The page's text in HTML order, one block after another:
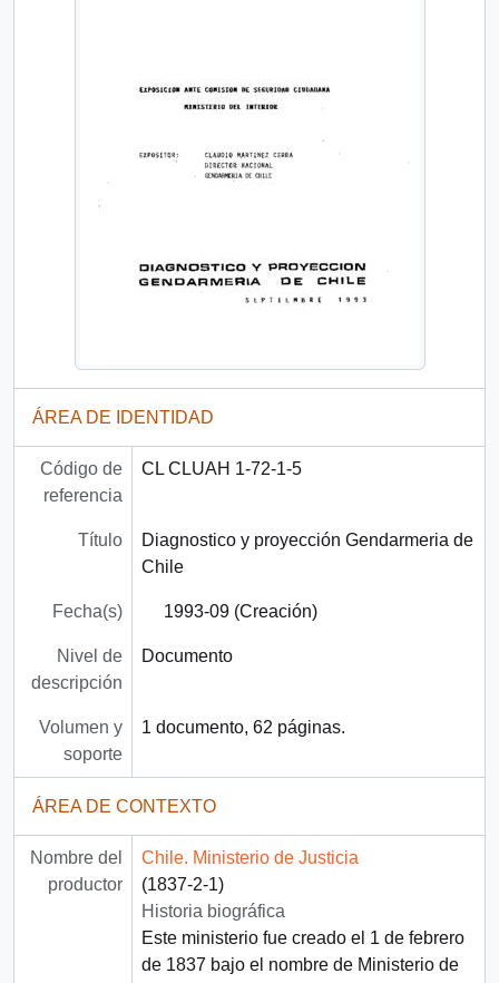
ÁREA DE IDENTIDAD
Código de
referencia
CL CLUAH 1-72-1-5
Título
Diagnostico y proyección Gendarmeria de
Chile
Fecha(s) 1993-09 (Creación)
Nivel de
descripción
Documento
Volumen y
soporte
1 documento, 62 páginas.
ÁREA DE CONTEXTO
Nombre del
productor
Chile. Ministerio de Justicia
(1837-2-1)
Historia biográfica
Este ministerio fue creado el 1 de febrero
de 1837 bajo el nombre de Ministerio de